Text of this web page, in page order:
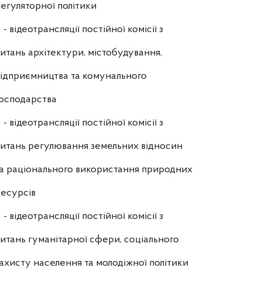
політики
- відеотрансляції постійної комісії з
архітектури, містобудування,
та комунального
- відеотрансляції постійної комісії з
регулювання земельних відносин
раціонального використання природних
- відеотрансляції постійної комісії з
гуманітарної сфери, соціального
населення та молодіжної політики